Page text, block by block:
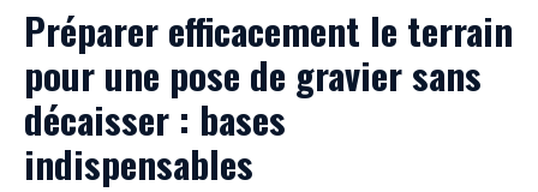
Préparer efficacement le terrain
pour une pose de gravier sans
décaisser : bases
indispensables